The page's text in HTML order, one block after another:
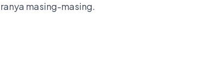
masing-masing.